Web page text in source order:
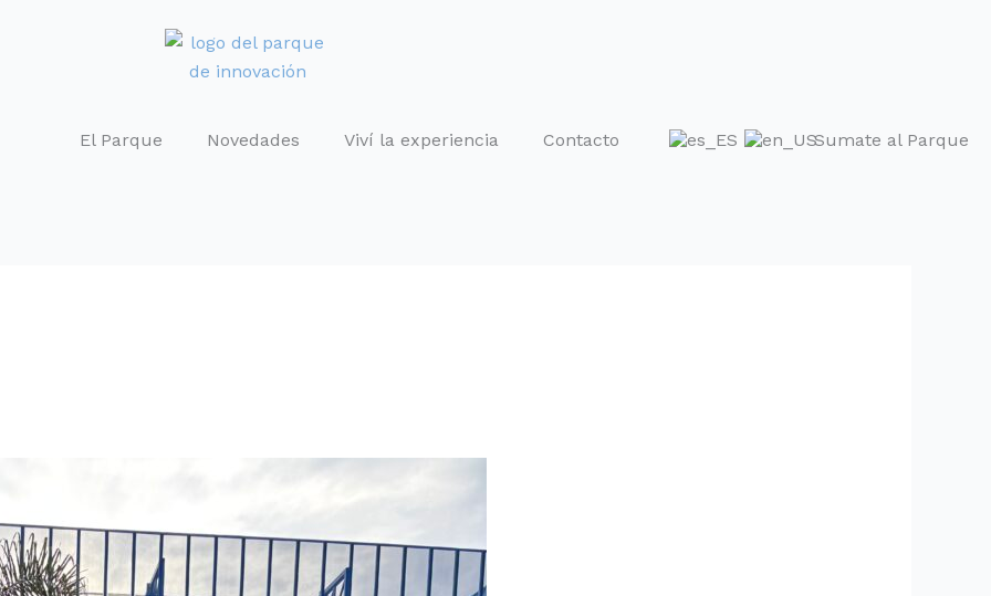
El Parque Novedades Viví la experiencia Contacto Sumate al Parque